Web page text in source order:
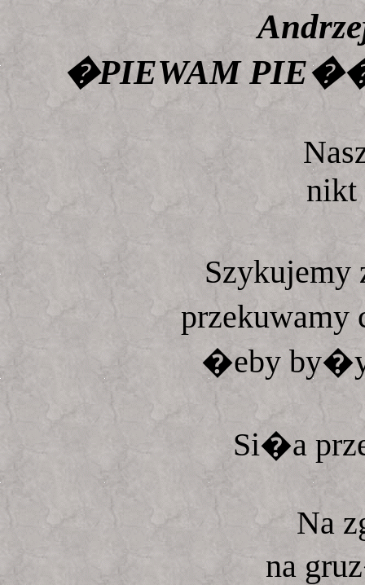
�PIEWAM PIE��
nikt
przekuwamy
�eby by�y
Si�a
Na
na